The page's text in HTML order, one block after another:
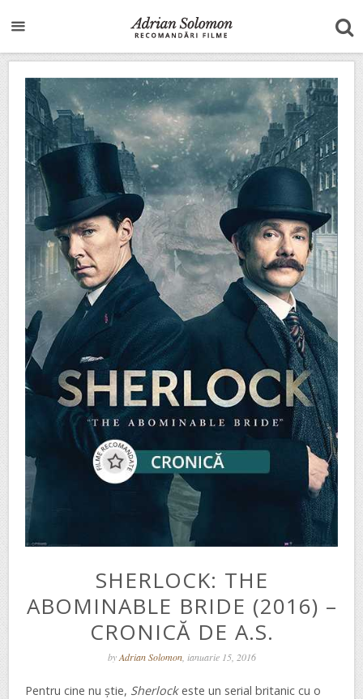
SHERLOCK: THE
ABOMINABLE BRIDE (2016) –
CRONICĂ DE A.S.
byAdrian Solomon, ianuarie 15, 2016
Pentru cine nu știe, Sherlockeste un serial britanic cu o